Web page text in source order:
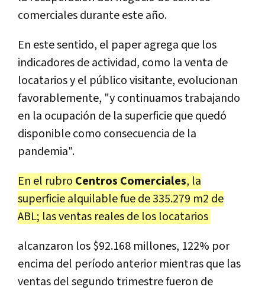
comerciales durante este año.
En este sentido, el paper agrega que los
indicadores de actividad, como la venta de
locatarios y el público visitante, evolucionan
favorablemente, "y continuamos trabajando
en la ocupación de la superficie que quedó
disponible como consecuencia de la
pandemia".
En el rubro Centros Comerciales, la
superficie alquilable fue de 335.279 m2 de
ABL; las ventas reales de los locatarios
alcanzaron los $92.168 millones, 122% por
encima del período anterior mientras que las
ventas del segundo trimestre fueron de